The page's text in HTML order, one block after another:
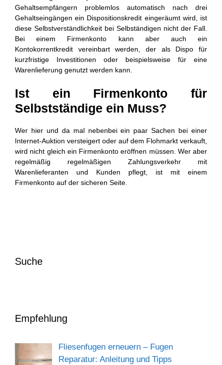
Gehaltsempfängern problemlos automatisch nach drei
Gehaltseingängen ein Dispositionskredit eingeräumt wird, ist
diese Selbstverständlichkeit bei Selbständigen nicht der Fall.
Bei einem Firmenkonto kann aber auch ein
Kontokorrentkredit vereinbart werden, der als Dispo für
kurzfristige Investitionen oder beispielsweise für eine
Warenlieferung genutzt werden kann.
Ist ein Firmenkonto für
Selbstständige ein Muss?
Wer hier und da mal nebenbei ein paar Sachen bei einer
Internet-Auktion versteigert oder auf dem Flohmarkt verkauft,
wird nicht gleich ein Firmenkonto eröffnen müssen. Wer aber
regelmäßig regelmäßigen Zahlungsverkehr mit
Warenlieferanten und Kunden pflegt, ist mit einem
Firmenkonto auf der sicheren Seite.
Suche
Empfehlung
Fliesenfugen erneuern – Fugen
Reparatur: Anleitung und Tipps